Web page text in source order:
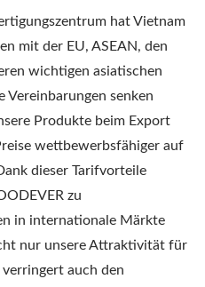
hat Vietnam
mit der EU, ASEAN, den
wichtigen asiatischen
Vereinbarungen senken
Produkte beim Export
wettbewerbsfähiger auf
dieser Tarifvorteile
zu
in internationale Märkte
nur unsere Attraktivität für
auch den